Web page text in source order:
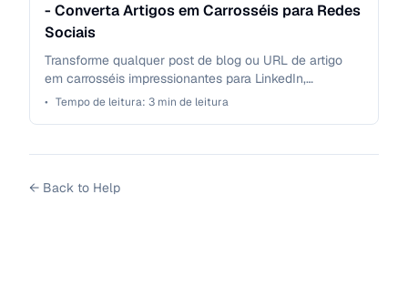
- Converta Artigos em Carrosséis para Redes
Sociais
Transforme qualquer post de blog ou URL de artigo
em carrosséis impressionantes para LinkedIn,
Instagram e TikTok usando IA. Gerador de carrossel
• Tempo de leitura: 3 min de leitura
← Back to Help